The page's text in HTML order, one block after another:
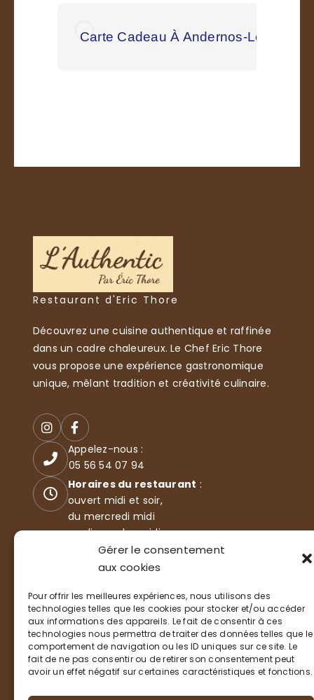
Gérer le consentement
aux cookies
Pour offrir les meilleures expériences, nous utilisons des
technologies telles que les cookies pour stocker et/ou accéder
aux informations des appareils. Le fait de consentir à ces
technologies nous permettra de traiter des données telles que le
comportement de navigation ou les ID uniques sur ce site. Le
fait de ne pas consentir ou de retirer son consentement peut
avoir un effet négatif sur certaines caractéristiques et fonctions.
Carte Cadeau À Andernos-Les-Bains
Restaurant d'Eric Thore
Découvrez une cuisine authentique et raffinée
dans un cadre chaleureux. Le Chef Eric Thore
vous propose une expérience gastronomique
unique, mêlant tradition et créativité culinaire.
Appelez-nous :
05 56 54 07 94
Horaires du restaurant :
ouvert midi et soir,
du mercredi midi
au dimanche midi
35 Boulevard de l'océan
33115 LA TESTE-DE-BUCH